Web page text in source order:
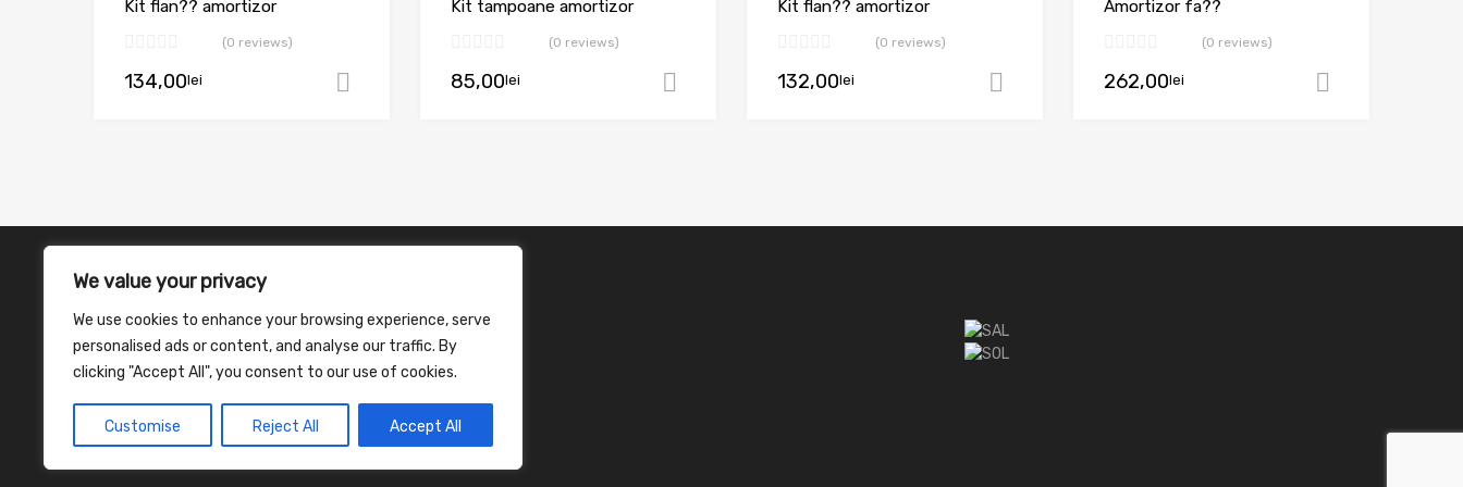
We value your privacy
We use cookies to enhance your browsing experience, serve
personalised ads or content, and analyse our traffic. By
clicking "Accept All", you consent to our use of cookies.
Customise Reject All Accept All
Kit flan?? amortizor
(0 reviews)
134,00lei Adaugă în coș
Kit tampoane amortizor
(0 reviews)
85,00lei Adaugă în coș
Kit flan?? amortizor
(0 reviews)
132,00lei Adaugă în coș
Amortizor fa??
(0 reviews)
262,00lei
©2026 Chromium Auto Parts WordPress Theme by Themes Zone